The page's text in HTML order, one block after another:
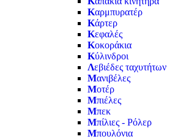
Καρμπυρατέρ
Κάρτερ
Κεφαλές
Κοκοράκια
Κύλινδροι
Λεβιέδες ταχυτήτων
Μανιβέλες
Μοτέρ
Μπιέλες
Μπεκ
Μπίλιες - Ρόλερ
Μπουλόνια